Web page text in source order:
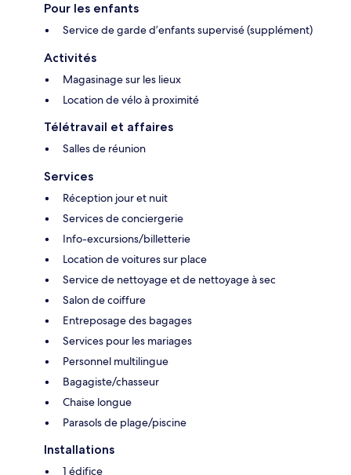
Pour les enfants
Service de garde d’enfants supervisé (supplément)
Activités
Magasinage sur les lieux
Location de vélo à proximité
Télétravail et affaires
Salles de réunion
Services
Réception jour et nuit
Services de conciergerie
Info-excursions/billetterie
Location de voitures sur place
Service de nettoyage et de nettoyage à sec
Salon de coiffure
Entreposage des bagages
Services pour les mariages
Personnel multilingue
Bagagiste/chasseur
Chaise longue
Parasols de plage/piscine
Installations
1 édifice